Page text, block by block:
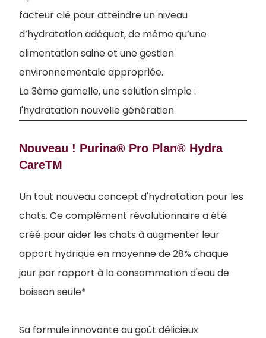
facteur clé pour atteindre un niveau
d’hydratation adéquat, de même qu’une
alimentation saine et une gestion
environnementale appropriée.
La 3ème gamelle, une solution simple :
l'hydratation nouvelle génération
Nouveau ! Purina® Pro Plan® Hydra
CareTM
Un tout nouveau concept d'hydratation pour les
chats. Ce complément révolutionnaire a été
créé pour aider les chats à augmenter leur
apport hydrique en moyenne de 28% chaque
jour par rapport à la consommation d'eau de
boisson seule*
Sa formule innovante au goût délicieux